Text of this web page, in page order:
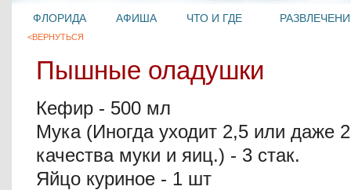
ФЛОРИДА АФИША ЧТО И ГДЕ
<ВЕРНУТЬСЯ
Пышные оладушки
Кефир - 500 мл
Мука (Иногда уходит 2,5 или даже
качества муки и яиц.) - 3 стак.
Яйцо куриное - 1 шт